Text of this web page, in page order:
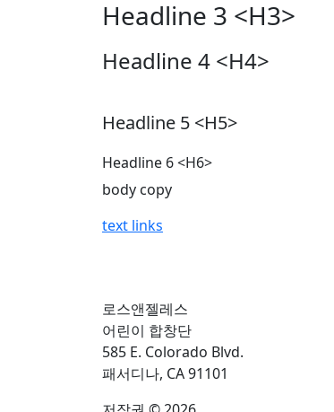
Headline 3 <H3>
Headline 4 <H4>
Headline 5 <H5>
Headline 6 <H6>
body copy
text links
로스앤젤레스
어린이 합창단
585 E. Colorado Blvd.
패서디나, CA 91101